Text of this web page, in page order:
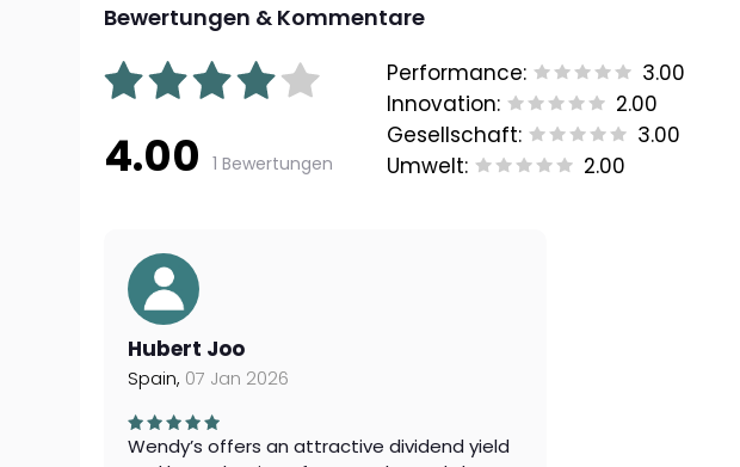
Bewertungen & Kommentare
4.00 1 Bewertungen
Performance:
3.00
Innovation:
2.00
Gesellschaft:
3.00
Umwelt:
2.00
Hubert Joo
Spain, 07 Jan 2026
Wendy’s offers an attractive dividend yield